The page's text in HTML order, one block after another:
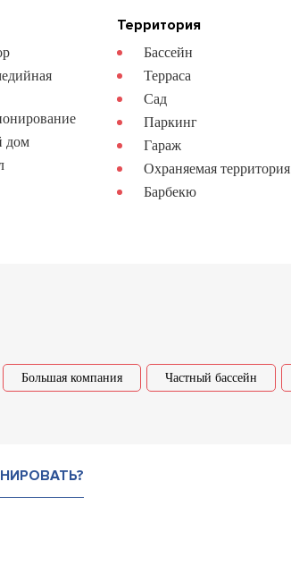
дом
Территория
Бассейн
Терраса
Сад
Паркинг
Гараж
Охраняемая территория
Барбекю
Большая компания Частный бассейн